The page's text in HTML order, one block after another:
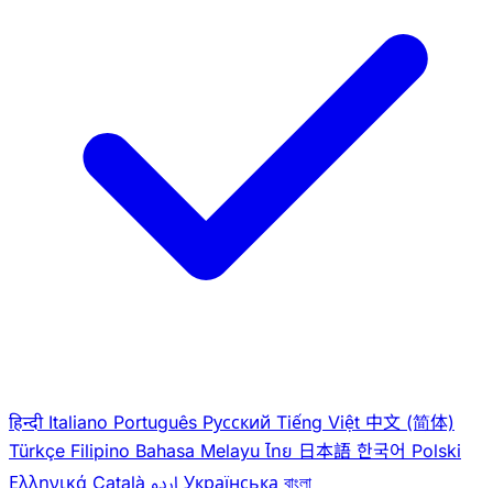
हिन्दी Italiano Português Pусский Tiếng Việt 中文 (简体)
Türkçe Filipino Bahasa Melayu ไทย 日本語 한국어 Polski
Ελληνικά Català Українська বাংলা